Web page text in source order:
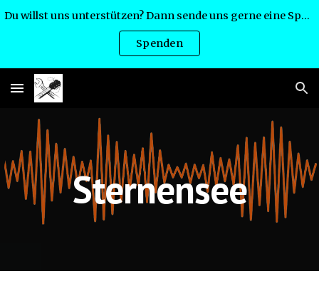
Du willst uns unterstützen? Dann sende uns gerne eine Spende:
Spenden
Sternensee